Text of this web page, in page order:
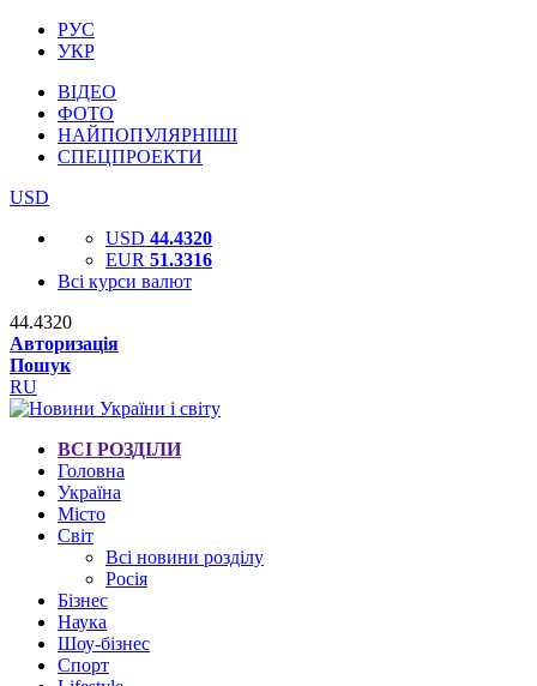
РУС
УКР
ВІДЕО
ФОТО
НАЙПОПУЛЯРНІШІ
СПЕЦПРОЕКТИ
USD
USD 44.4320
EUR 51.3316
Всі курси валют
44.4320
Авторизація
Пошук
RU
ВСІ РОЗДІЛИ
Головна
Україна
Місто
Світ
Всі новини розділу
Росія
Бізнес
Наука
Шоу-бізнес
Спорт